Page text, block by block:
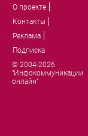
О проекте
Контакты
Реклама
Подписка
© 2004-2026
"Инфокоммуникации
онлайн"